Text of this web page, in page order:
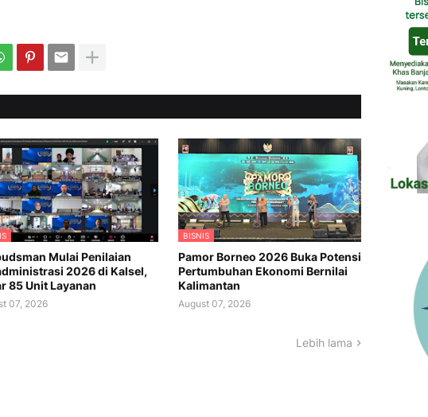
Mulai Penilaian
2026 di Kalsel,
85 Unit Layanan
07, 2026
BISNIS
Pamor Borneo 2026 Buka Potensi
Pertumbuhan Ekonomi Bernilai
Kalimantan
August 07, 2026
Lebih lama